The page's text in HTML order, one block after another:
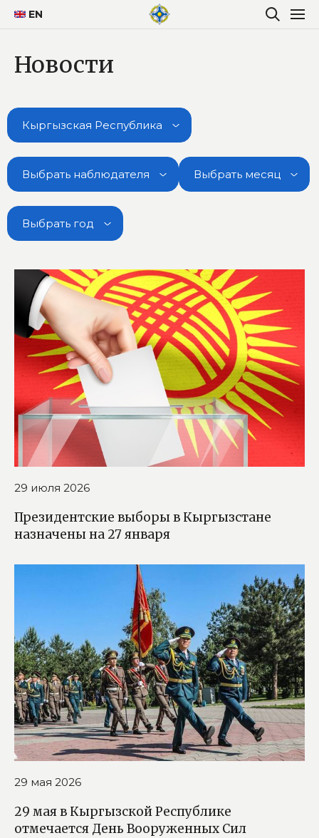
EN
Новости
Кыргызская Республика
Выбрать наблюдателя Выбрать месяц
Выбрать год
29 июля 2026
Президентские выборы в Кыргызстане
назначены на 27 января
29 мая 2026
29 мая в Кыргызской Республике
отмечается День Вооруженных Сил